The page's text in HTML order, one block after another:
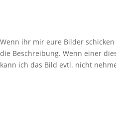
Wenn ihr mir eure Bilder
die Beschreibung. Wenn einer
kann ich das Bild evtl. nicht